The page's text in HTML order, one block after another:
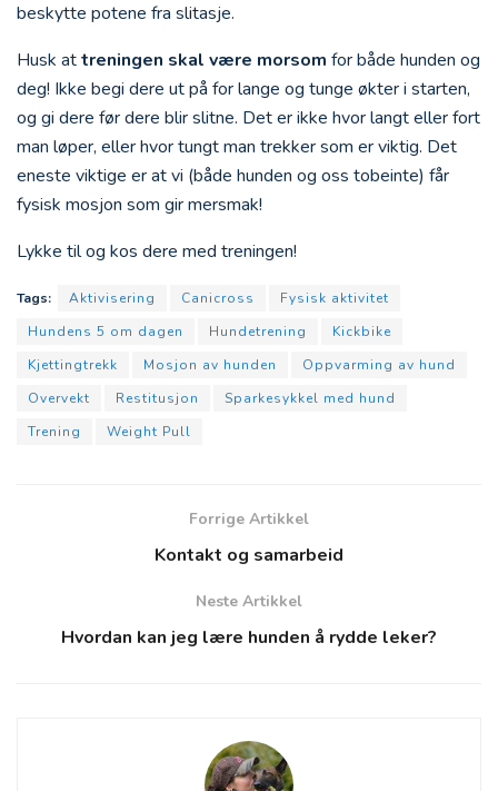
beskytte potene fra slitasje.
Husk attreningen skal være morsom for både hunden og
deg! Ikke begi dere ut på for lange og tunge økter i starten,
og gi dere før dere blir slitne. Det er ikke hvor langt eller fort
man løper, eller hvor tungt man trekker som er viktig. Det
eneste viktige er at vi (både hunden og oss tobeinte) får
fysisk mosjon som gir mersmak!
Lykke til og kos dere med treningen!
Tags: Aktivisering Canicross
Fysisk aktivitet
Hundens 5 om dagen
Hundetrening
Kickbike
Kjettingtrekk
Mosjon av hunden
Oppvarming av hund
Overvekt
Restitusjon
Sparkesykkel med hund
Trening
Weight Pull
Forrige Artikkel
Kontakt og samarbeid
Neste Artikkel
Hvordan kan jeg lære hunden å rydde leker?